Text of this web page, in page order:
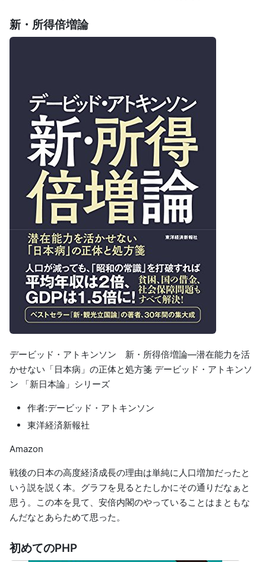
新・所得倍増論
デービッド・アトキンソン 新・所得倍増論―潜在能力を活
かせない「日本病」の正体と処方箋 デービッド・アトキンソ
ン 「新日本論」シリーズ
作者:デービッド・アトキンソン
東洋経済新報社
Amazon
戦後の日本の高度経済成長の理由は単純に人口増加だったと
いう説を説く本。グラフを見るとたしかにその通りだなぁと
思う。この本を見て、安倍内閣のやっていることはまともな
んだなとあらためて思った。
初めてのPHP